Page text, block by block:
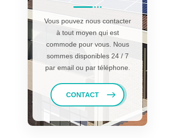
Vous pouvez nous contacter
à tout moyen qui est
commode pour vous. Nous
sommes disponibles 24 / 7
par email ou par téléphone.
CONTACT